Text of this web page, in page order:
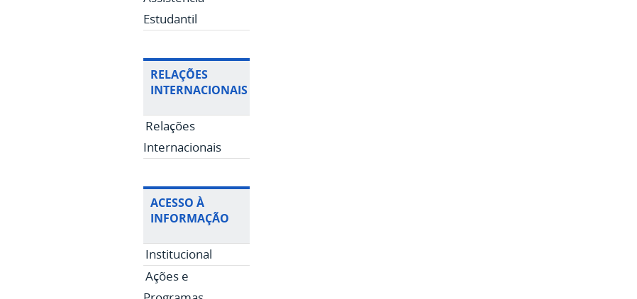
Estudantil
RELAÇÕES
INTERNACIONAIS
Relações
Internacionais
ACESSO À
INFORMAÇÃO
Institucional
Ações e